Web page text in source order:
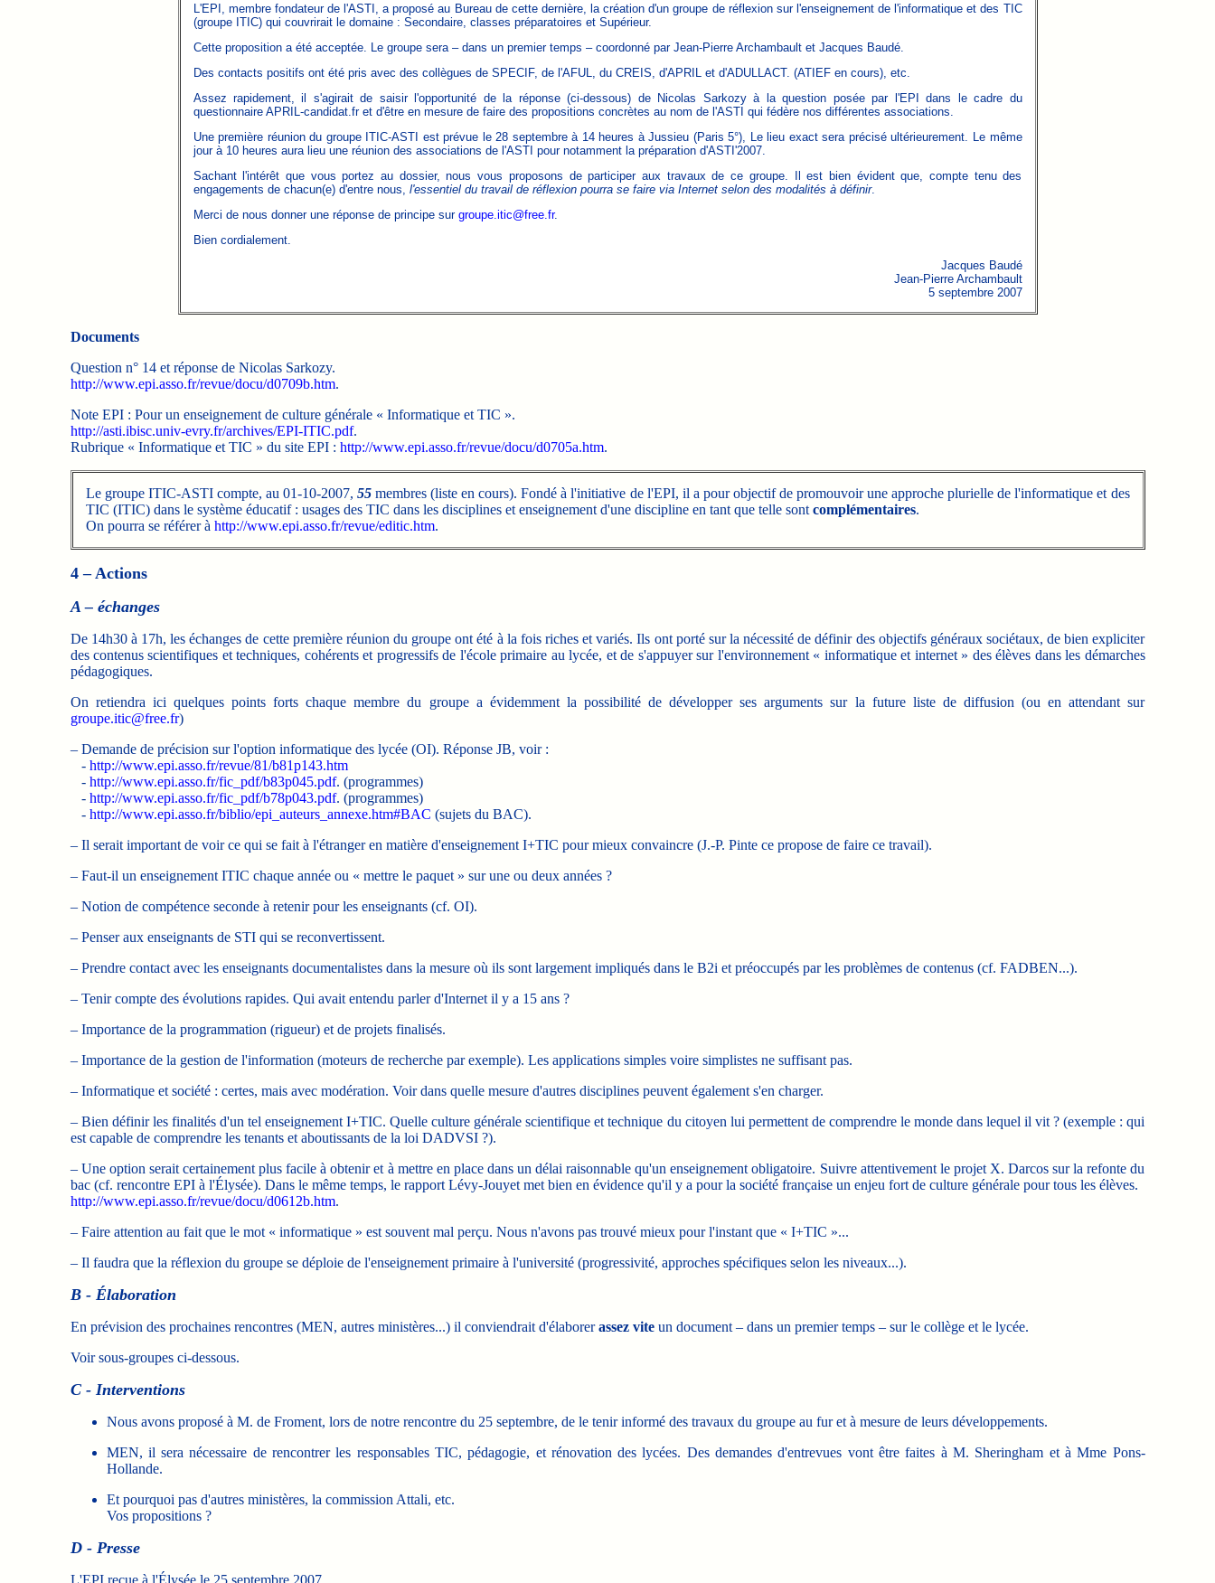
L'EPI, membre fondateur de l'ASTI, a proposé au Bureau de cette dernière, la création d'un groupe de réflexion sur l'enseignement de l'informatique et des TIC
(groupe ITIC) qui couvrirait le domaine : Secondaire, classes préparatoires et Supérieur.
Cette proposition a été acceptée. Le groupe sera – dans un premier temps – coordonné par Jean-Pierre Archambault et Jacques Baudé.
Des contacts positifs ont été pris avec des collègues de SPECIF, de l'AFUL, du CREIS, d'APRIL et d'ADULLACT. (ATIEF en cours), etc.
Assez rapidement, il s'agirait de saisir l'opportunité de la réponse (ci-dessous) de Nicolas Sarkozy à la question posée par l'EPI dans le cadre du
questionnaire APRIL-candidat.fr et d'être en mesure de faire des propositions concrètes au nom de l'ASTI qui fédère nos différentes associations.
Une première réunion du groupe ITIC-ASTI est prévue le 28 septembre à 14 heures à Jussieu (Paris 5°), Le lieu exact sera précisé ultérieurement. Le même
jour à 10 heures aura lieu une réunion des associations de l'ASTI pour notamment la préparation d'ASTI'2007.
Sachant l'intérêt que vous portez au dossier, nous vous proposons de participer aux travaux de ce groupe. Il est bien évident que, compte tenu des
engagements de chacun(e) d'entre nous, l'essentiel du travail de réflexion pourra se faire via Internet selon des modalités à définir.
Merci de nous donner une réponse de principe sur groupe.itic@free.fr.
Bien cordialement.
Jacques Baudé
Jean-Pierre Archambault
5 septembre 2007
Documents
Question n° 14 et réponse de Nicolas Sarkozy.
http://www.epi.asso.fr/revue/docu/d0709b.htm.
Note EPI : Pour un enseignement de culture générale « Informatique et TIC ».
http://asti.ibisc.univ-evry.fr/archives/EPI-ITIC.pdf.
Rubrique « Informatique et TIC » du site EPI : http://www.epi.asso.fr/revue/docu/d0705a.htm.
Le groupe ITIC-ASTI compte, au 01-10-2007, 55membres (liste en cours). Fondé à l'initiative de l'EPI, il a pour objectif de promouvoir une approche plurielle de l'informatique et des
TIC (ITIC) dans le système éducatif : usages des TIC dans les disciplines et enseignement d'une discipline en tant que telle sont complémentaires.
On pourra se référer à http://www.epi.asso.fr/revue/editic.htm.
4 – Actions
A – échanges
De 14h30 à 17h, les échanges de cette première réunion du groupe ont été à la fois riches et variés. Ils ont porté sur la nécessité de définir des objectifs généraux sociétaux, de bien expliciter
des contenus scientifiques et techniques, cohérents et progressifs de l'école primaire au lycée, et de s'appuyer sur l'environnement « informatique et internet » des élèves dans les démarches
pédagogiques.
On retiendra ici quelques points forts chaque membre du groupe a évidemment la possibilité de développer ses arguments sur la future liste de diffusion (ou en attendant sur
groupe.itic@free.fr)
– Demande de précision sur l'option informatique des lycée (OI). Réponse JB, voir :
- http://www.epi.asso.fr/revue/81/b81p143.htm
- http://www.epi.asso.fr/fic_pdf/b83p045.pdf. (programmes)
- http://www.epi.asso.fr/fic_pdf/b78p043.pdf. (programmes)
- http://www.epi.asso.fr/biblio/epi_auteurs_annexe.htm#BAC (sujets du BAC).
– Il serait important de voir ce qui se fait à l'étranger en matière d'enseignement I+TIC pour mieux convaincre (J.-P. Pinte ce propose de faire ce travail).
– Faut-il un enseignement ITIC chaque année ou « mettre le paquet » sur une ou deux années ?
– Notion de compétence seconde à retenir pour les enseignants (cf. OI).
– Penser aux enseignants de STI qui se reconvertissent.
– Prendre contact avec les enseignants documentalistes dans la mesure où ils sont largement impliqués dans le B2i et préoccupés par les problèmes de contenus (cf. FADBEN...).
– Tenir compte des évolutions rapides. Qui avait entendu parler d'Internet il y a 15 ans ?
– Importance de la programmation (rigueur) et de projets finalisés.
– Importance de la gestion de l'information (moteurs de recherche par exemple). Les applications simples voire simplistes ne suffisant pas.
– Informatique et société : certes, mais avec modération. Voir dans quelle mesure d'autres disciplines peuvent également s'en charger.
– Bien définir les finalités d'un tel enseignement I+TIC. Quelle culture générale scientifique et technique du citoyen lui permettent de comprendre le monde dans lequel il vit ? (exemple : qui
est capable de comprendre les tenants et aboutissants de la loi DADVSI ?).
– Une option serait certainement plus facile à obtenir et à mettre en place dans un délai raisonnable qu'un enseignement obligatoire. Suivre attentivement le projet X. Darcos sur la refonte du
bac (cf. rencontre EPI à l'Élysée). Dans le même temps, le rapport Lévy-Jouyet met bien en évidence qu'il y a pour la société française un enjeu fort de culture générale pour tous les élèves.
http://www.epi.asso.fr/revue/docu/d0612b.htm.
– Faire attention au fait que le mot « informatique » est souvent mal perçu. Nous n'avons pas trouvé mieux pour l'instant que « I+TIC »...
– Il faudra que la réflexion du groupe se déploie de l'enseignement primaire à l'université (progressivité, approches spécifiques selon les niveaux...).
B - Élaboration
En prévision des prochaines rencontres (MEN, autres ministères...) il conviendrait d'élaborerassez viteun document – dans un premier temps – sur le collège et le lycée.
Voir sous-groupes ci-dessous.
C - Interventions
Nous avons proposé à M. de Froment, lors de notre rencontre du 25 septembre, de le tenir informé des travaux du groupe au fur et à mesure de leurs développements.
MEN, il sera nécessaire de rencontrer les responsables TIC, pédagogie, et rénovation des lycées. Des demandes d'entrevues vont être faites à M. Sheringham et à Mme Pons-
Hollande.
Et pourquoi pas d'autres ministères, la commission Attali, etc.
Vos propositions ?
D - Presse
L'EPI reçue à l'Élysée le 25 septembre 2007